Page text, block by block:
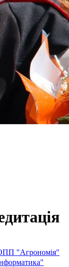
ОПП "Агрономія"